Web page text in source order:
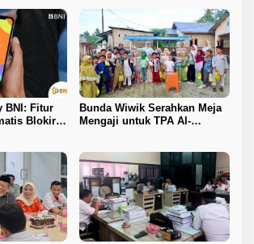
BNI: Fitur
Blokir
Bunda Wiwik Serahkan Meja
Mengaji untuk TPA Al-